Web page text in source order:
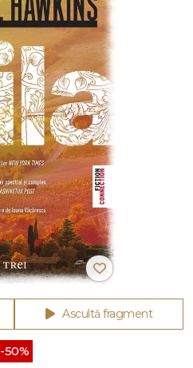
Ascultă fragment
-50%